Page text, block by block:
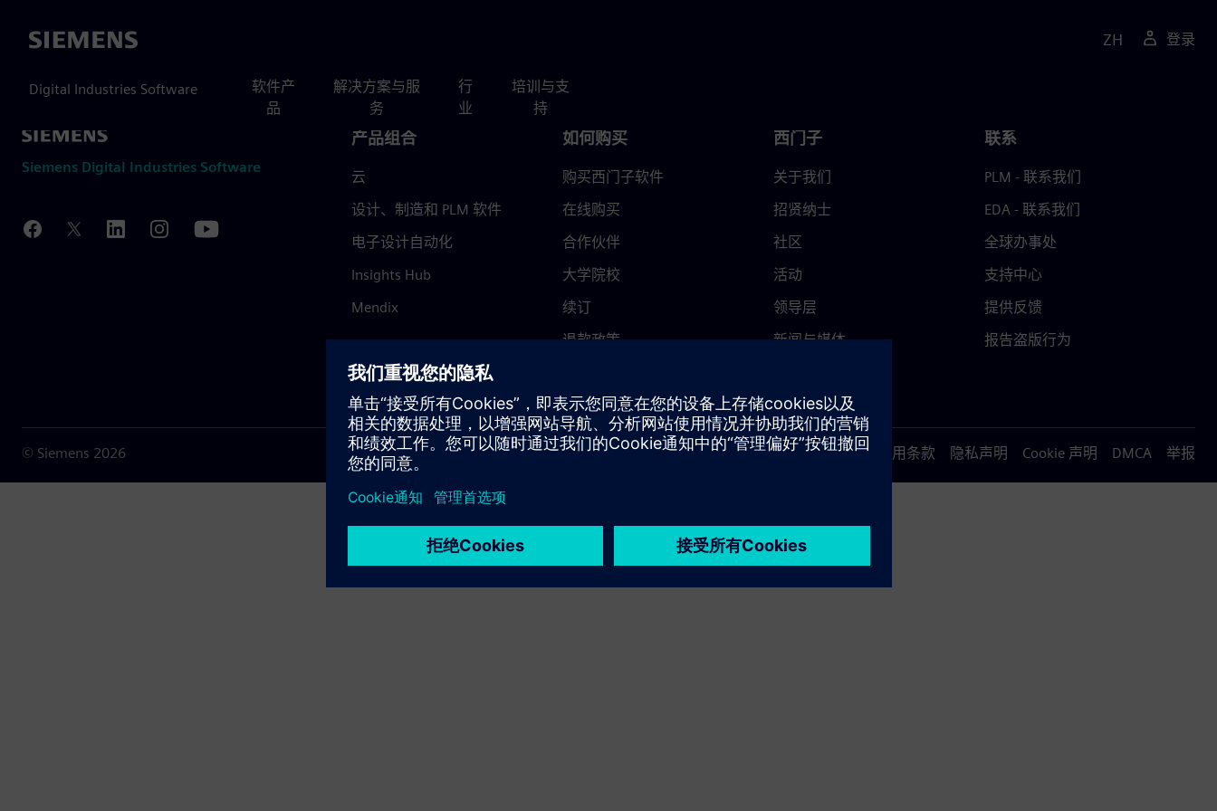
Siemens
Digital Industries Software
软件产
品
解决方案与服
务
行
业
培训与支
持
ZH 登录
Siemens Digital Industries Software
产品组合
云
设计、制造和 PLM 软件
电子设计自动化
Insights Hub
Mendix
如何购买
购买西门子软件
在线购买
合作伙伴
大学院校
续订
退款政策
西门子
关于我们
招贤纳士
社区
活动
领导层
新闻与媒体
联系
PLM - 联系我们
EDA - 联系我们
全球办事处
支持中心
提供反馈
报告盗版行为
© Siemens 2026 使用条款 隐私声明 Cookie 声明 DMCA 举报